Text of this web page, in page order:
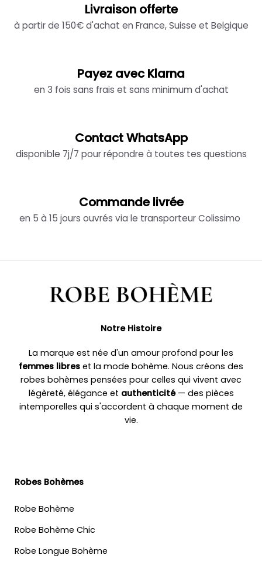
Livraison offerte
à partir de 150€ d'achat en France, Suisse et Belgique
Payez avec Klarna
en 3 fois sans frais et sans minimum d'achat
Contact WhatsApp
disponible 7j/7 pour répondre à toutes tes questions
Commande livrée
en 5 à 15 jours ouvrés via le transporteur Colissimo
Notre Histoire
La marque est née d'un amour profond pour les
femmes libres et la mode bohème. Nous créons des
robes bohèmes pensées pour celles qui vivent avec
légèreté, élégance et authenticité— des pièces
intemporelles qui s'accordent à chaque moment de
vie.
Robes Bohèmes
Robe Bohème
Robe Bohème Chic
Robe Longue Bohème